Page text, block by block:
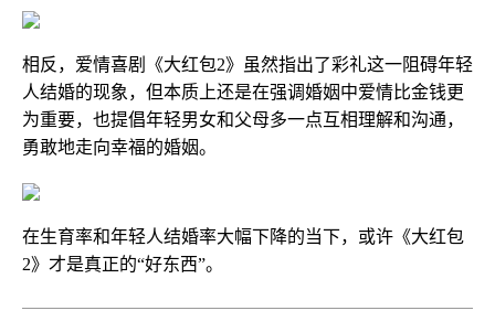
相反，爱情喜剧《大红包2》虽然指出了彩礼这一阻碍年轻
人结婚的现象，但本质上还是在强调婚姻中爱情比金钱更
为重要，也提倡年轻男女和父母多一点互相理解和沟通，
勇敢地走向幸福的婚姻。
在生育率和年轻人结婚率大幅下降的当下，或许《大红包
2》才是真正的“好东西”。